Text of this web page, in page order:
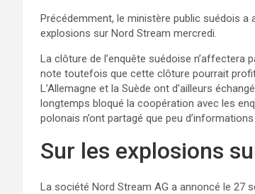
Précédemment, le ministère public suédois a
explosions sur Nord Stream mercredi.
La clôture de l’enquête suédoise n’affectera
note toutefois que cette clôture pourrait
L’Allemagne et la Suède ont d’ailleurs
longtemps bloqué la coopération avec les
polonais n’ont partagé que peu
Sur les explosions
La société Nord Stream AG a annoncé le 27